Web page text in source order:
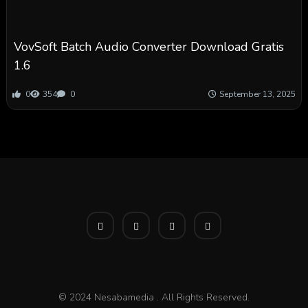
VovSoft Batch Audio Converter Download Gratis
1.6
0 354 0 September 13, 2025
© 2024 Nesabamedia . All Rights Reserved.